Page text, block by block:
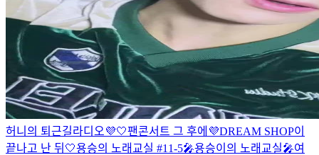
허니의 퇴근길라디오💜🤍팬콘서트 그 후에 💜DREAM SHOP이
끝나고 난 뒤🤍용승의 노래교실 #11-5🎤용승이의 노래교실🎤여